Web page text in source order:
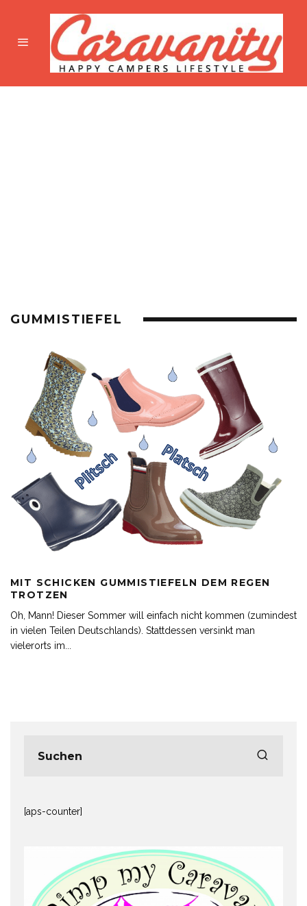
GUMMISTIEFEL
MIT SCHICKEN GUMMISTIEFELN DEM REGEN
TROTZEN
Oh, Mann! Dieser Sommer will einfach nicht kommen (zumindest
in vielen Teilen Deutschlands). Stattdessen versinkt man
vielerorts im...
[aps-counter]